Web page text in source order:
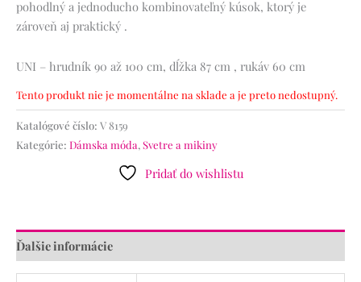
pohodlný a jednoducho kombinovateľný kúsok, ktorý je
zároveň aj praktický .
UNI – hrudník 90 až 100 cm, dĺžka 87 cm , rukáv 60 cm
Tento produkt nie je momentálne na sklade a je preto nedostupný.
Katalógové číslo: V 8159
Kategórie: Dámska móda,Svetre a mikiny
Pridať do wishlistu
Ďalšie informácie